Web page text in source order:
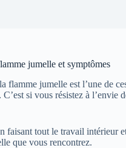
jumelle et symptômes
flamme jumelle est l’une de
si vous résistez à l’envie
faisant tout le travail intérieur
que vous rencontrez.